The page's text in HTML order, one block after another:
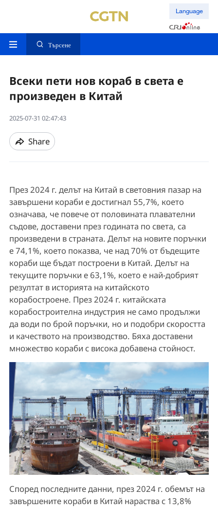
Language
Търсене
Всеки пети нов кораб в света е
произведен в Китай
2025-07-31 02:47:43
Share
През 2024 г. делът на Китай в световния пазар на
завършени кораби е достигнал 55,7%, което
означава, че повече от половината плавателни
съдове, доставени през годината по света, са
произведени в страната. Делът на новите поръчки
е 74,1%, което показва, че над 70% от бъдещите
кораби ще бъдат построени в Китай. Делът на
текущите поръчки е 63,1%, което е най-добрият
резултат в историята на китайското
корабостроене. През 2024 г. китайската
корабостроителна индустрия не само продължи
да води по брой поръчки, но и подобри скоростта
и качеството на производство. Бяха доставени
множество кораби с висока добавена стойност.
Според последните данни, през 2024 г. обемът на
завършените кораби в Китай нараства с 13,8%